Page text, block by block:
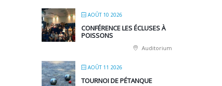
AOÛT 10 2026
CONFÉRENCE LES ÉCLUSES À
POISSONS
Auditorium
AOÛT 11 2026
TOURNOI DE PÉTANQUE